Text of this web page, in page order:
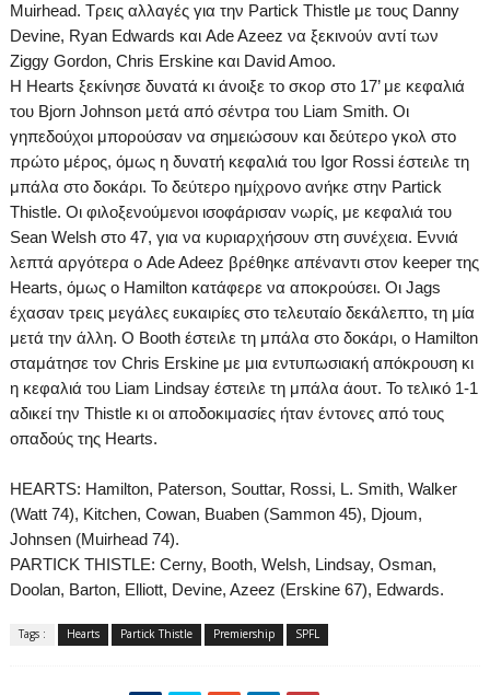
Muirhead. Τρεις αλλαγές για την Partick Thistle με τους Danny
Devine, Ryan Edwards και AdeAzeez να ξεκινούν αντί των
Ziggy Gordon, Chris Erskine και DavidAmoo.
Η Hearts ξεκίνησε δυνατά κι άνοιξε το σκορ στο 17’με κεφαλιά
του Bjorn Johnsonμετά από σέντρα του Liam Smith. Οι
γηπεδούχοι μπορούσαν να σημειώσουν και δεύτερο γκολ στο
πρώτο μέρος, όμως η δυνατή κεφαλιά του Igor Rossi έστειλε τη
μπάλα στο δοκάρι. Το δεύτερο ημίχρονο ανήκε στην Partick
Thistle. Oι φιλοξενούμενοι ισοφάρισαν νωρίς, με κεφαλιά του
Sean Welsh στο 47, για να κυριαρχήσουν στη συνέχεια. Εννιά
λεπτά αργότερα ο AdeAdeez βρέθηκε απέναντι στον keeper της
Hearts, όμως ο Hamilton κατάφερε να αποκρούσει. Οι Jags
έχασαν τρεις μεγάλες ευκαιρίες στο τελευταίο δεκάλεπτο, τη μία
μετά την άλλη. Ο Booth έστειλε τη μπάλα στο δοκάρι, ο Hamilton
σταμάτησε τον Chris Erskine με μια εντυπωσιακή απόκρουση κι
η κεφαλιά του Liam Lindsay έστειλε τη μπάλα άουτ. Το τελικό 1-1
αδικεί την Thistleκι οι αποδοκιμασίες ήταν έντονες από τους
οπαδούς της Hearts.
HEARTS: Hamilton, Paterson, Souttar, Rossi, L. Smith, Walker
(Watt 74), Kitchen, Cowan, Buaben (Sammon 45), Djoum,
Johnsen (Muirhead 74).
PARTICK THISTLE: Cerny, Booth, Welsh, Lindsay, Osman,
Doolan, Barton, Elliott, Devine, Azeez (Erskine 67), Edwards.
Tags : Hearts Partick Thistle Premiership SPFL